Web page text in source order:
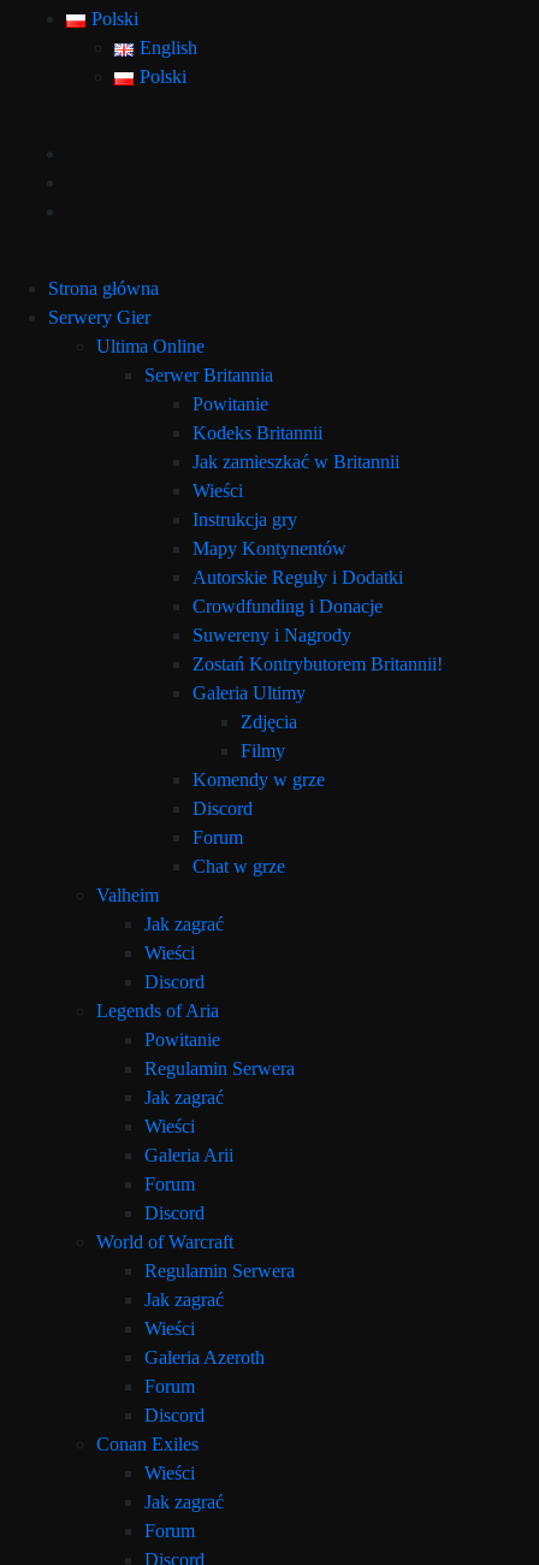
Polski
English
Polski
Strona główna
Serwery Gier
Ultima Online
Serwer Britannia
Powitanie
Kodeks Britannii
Jak zamieszkać w Britannii
Wieści
Instrukcja gry
Mapy Kontynentów
Autorskie Reguły i Dodatki
Crowdfunding i Donacje
Suwereny i Nagrody
Zostań Kontrybutorem Britannii!
Galeria Ultimy
Zdjęcia
Filmy
Komendy w grze
Discord
Forum
Chat w grze
Valheim
Jak zagrać
Wieści
Discord
Legends of Aria
Powitanie
Regulamin Serwera
Jak zagrać
Wieści
Galeria Arii
Forum
Discord
World of Warcraft
Regulamin Serwera
Jak zagrać
Wieści
Galeria Azeroth
Forum
Discord
Conan Exiles
Wieści
Jak zagrać
Forum
Discord